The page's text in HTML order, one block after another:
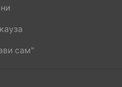
сам"